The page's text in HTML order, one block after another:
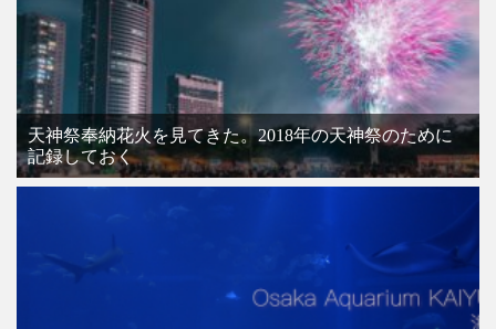
天神祭奉納花火を見てきた。2018年の天神祭のために
記録しておく